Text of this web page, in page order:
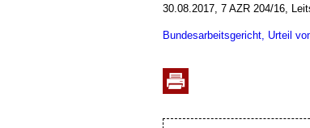
30.08.2017, 7 AZR 204/16,
Bundesarbeitsgericht, Urteil